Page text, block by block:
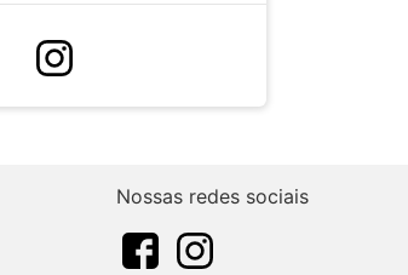
Nossas redes sociais